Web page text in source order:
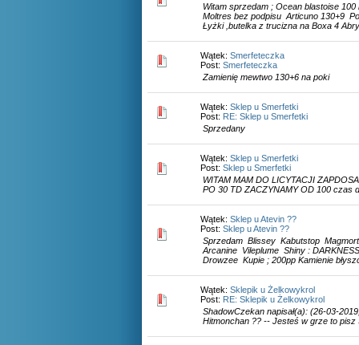
Witam sprzedam ; Ocean blastoise
Moltres bez podpisu Articuno 130+9
Łyżki ,butelka z trucizna na Boxa 4
Wątek: Smerfeteczka
Post: Smerfeteczka
Zamienię mewtwo 130+6 na poki
Wątek: Sklep u Smerfetki
Post: RE: Sklep u Smerfetki
Sprzedany
Wątek: Sklep u Smerfetki
Post: Sklep u Smerfetki
WITAM MAM DO LICYTACJI
PO 30 TD ZACZYNAMY OD 100 czas
Wątek: Sklep u Atevin ??
Post: Sklep u Atevin ??
Sprzedam Blissey Kabutstop
Arcanine Vileplume Shiny :
Drowzee Kupie ; 200pp Kamienie
Wątek: Sklepik u Żelkowykrol
Post: RE: Sklepik u Żelkowykrol
ShadowCzekan napisał(a): (26-03-
Hitmonchan ?? -- Jesteś w grze to